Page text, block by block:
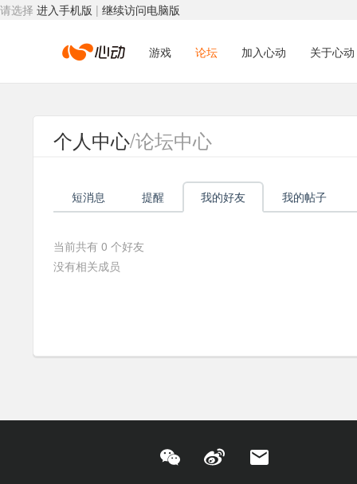
请选择 进入手机版 | 继续访问电脑版
心
动
络
游戏 论坛 加入心动 关于心动
个人中心/论坛中心
短消息 提醒 我的好友 我的帖子
当前共有 0 个好友
没有相关成员